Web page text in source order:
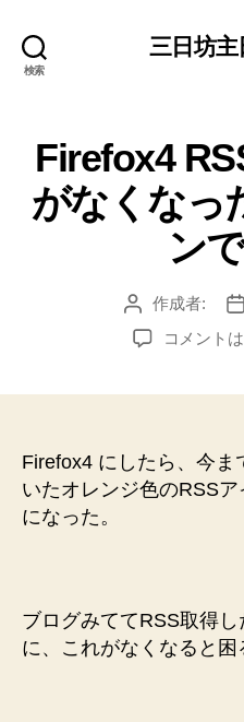
検索
三日坊主
Firefox4
がなくなっ
ン
投
稿
者
作成者:
投
Firefox4
コ
ン
た
か
コメント
Firefox4 にしたら、今ま
いたオレンジ色のRSS
になった。
ブログみててRSS取得
に、これがなくなると困